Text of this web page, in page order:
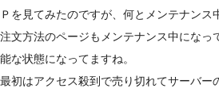
Ｐを見てみたのですが、何とメンテナンス
注文方法のページもメンテナンス中になっ
能な状態になってますね。
最初はアクセス殺到で売り切れてサーバー